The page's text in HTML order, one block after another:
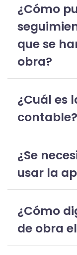
¿Cómo
que se
obra?
¿Cuál es
contable?
¿Se
usar la
¿Cómo
de obra